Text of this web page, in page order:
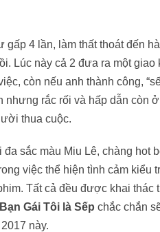
4 lần, làm thất thoát đến
Lúc này cả 2 đưa ra một
còn nếu anh thành công,
rắc rối và hấp dẫn còn
thua cuộc.
sắc màu Miu Lê, chàng hot
việc thể hiện tình cảm kiểu
Tất cả đều được khai thác
Bạn Gái Tôi là Sếp chắc chắn
này.